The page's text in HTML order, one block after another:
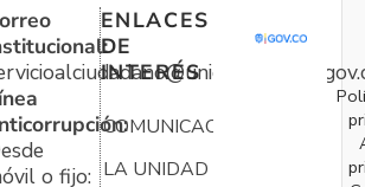
o fijo:
ENLACES
DE
INTERÉS
COMUNICACIONES
LA UNIDAD